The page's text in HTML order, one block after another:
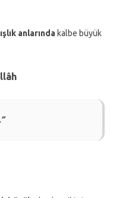
anlarında kalbe büyük